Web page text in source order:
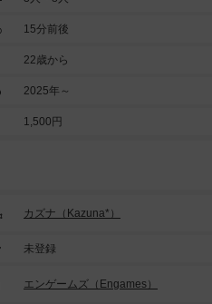
15分前後
22歳から
2025年～
1,500円
カズナ（Kazuna*）
未登録
エンゲームズ（Engames）